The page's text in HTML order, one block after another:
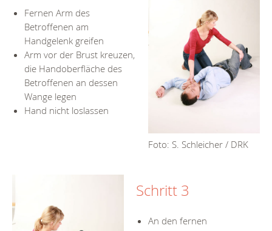
Foto: S. Schleicher / DRK
Fernen Arm des
Betroffenen am
Handgelenk greifen
Arm vor der Brust kreuzen,
die Handoberfläche des
Betroffenen an dessen
Wange legen
Hand nicht loslassen
Schritt 3
An den fernen